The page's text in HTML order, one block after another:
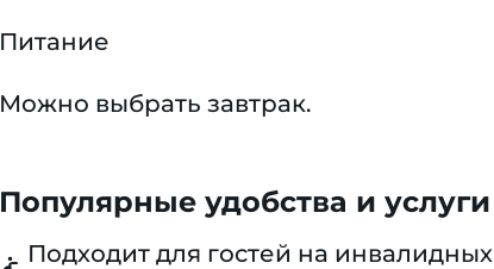
Питание
Можно выбрать завтрак.
Популярные удобства и услуги
Подходит для гостей на инвалидных